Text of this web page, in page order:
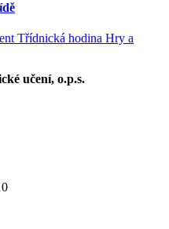
Třídnická hodina Hry a
učení, o.p.s.